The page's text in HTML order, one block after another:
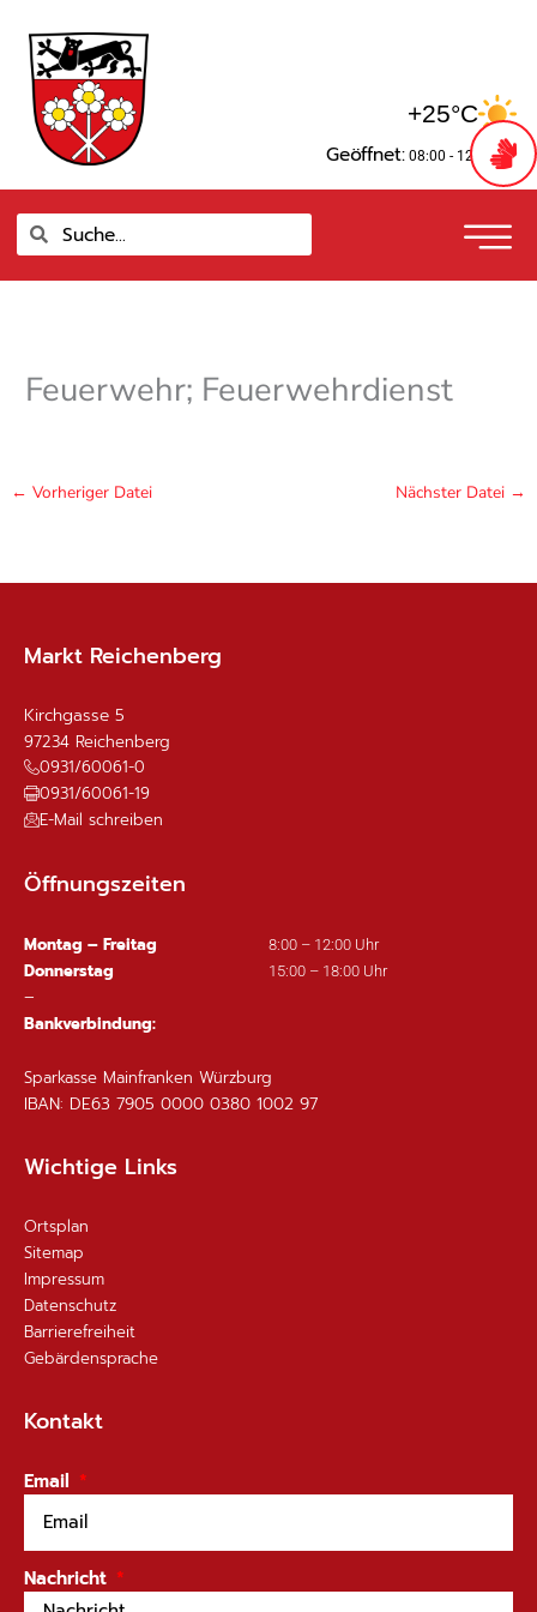
Inhalt
springen
+25°C
Geöffnet: 08:00 - 12:00 Uhr
SucheSuche
Feuerwehr; Feuerwehrdienst
← Vorheriger Datei Nächster Datei →
Markt Reichenberg
Kirchgasse 5
97234 Reichenberg
0931/60061-0
0931/60061-19
E-Mail schreiben
Öffnungszeiten
Montag – Freitag 8:00 – 12:00 Uhr
Donnerstag 15:00 – 18:00 Uhr
–
Bankverbindung:
Sparkasse Mainfranken Würzburg
IBAN: DE63 7905 0000 0380 1002 97
Wichtige Links
Ortsplan
Sitemap
Impressum
Datenschutz
Barrierefreiheit
Gebärdensprache
Kontakt
Email
Nachricht